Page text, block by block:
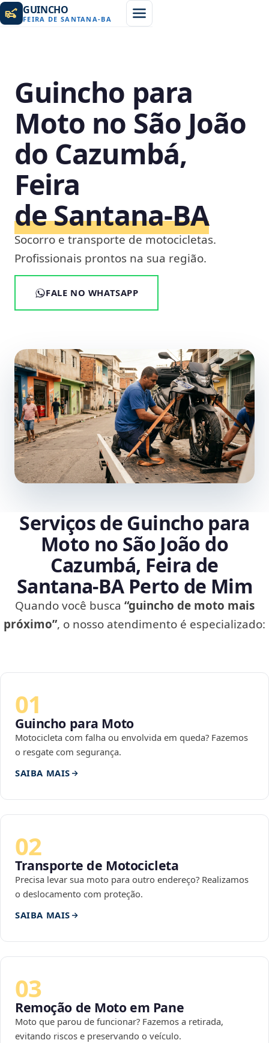
GUINCHO
FEIRA DE SANTANA-BA
Guincho para
Moto no São João
do Cazumbá,
Feira
de Santana‑BA
Socorro e transporte de motocicletas.
Profissionais prontos na sua região.
FALE NO WHATSAPP
Serviços de Guincho para
Moto no São João do
Cazumbá, Feira de
Santana‑BA Perto de Mim
Quando você busca “guincho de moto mais
próximo”, o nosso atendimento é especializado:
01
Guincho para Moto
Motocicleta com falha ou envolvida em queda? Fazemos
o resgate com segurança.
SAIBA MAIS
02
Transporte de Motocicleta
Precisa levar sua moto para outro endereço? Realizamos
o deslocamento com proteção.
SAIBA MAIS
03
Remoção de Moto em Pane
Moto que parou de funcionar? Fazemos a retirada,
evitando riscos e preservando o veículo.